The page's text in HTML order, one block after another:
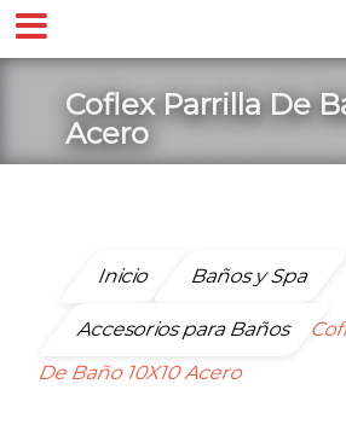
Coflex Parrilla De
Acero
Inicio Baños y Spa
Accesorios para Baños
De Baño 10X10 Acero